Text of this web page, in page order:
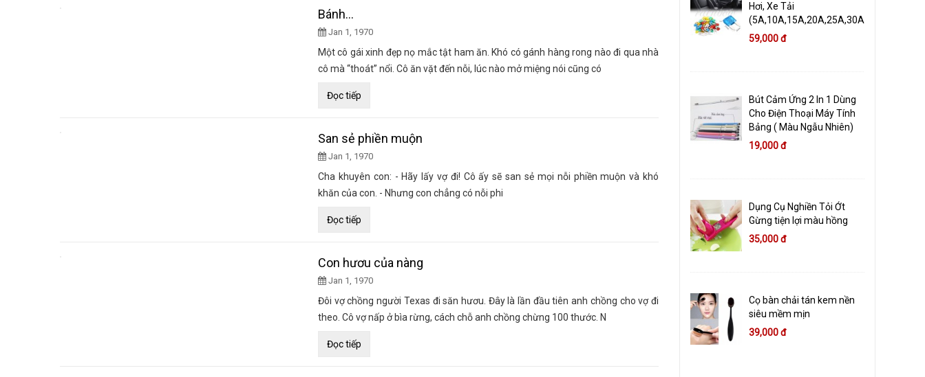
Bánh…
Jan 1, 1970
Một cô gái xinh đẹp nọ mắc tật ham ăn. Khó có gánh hàng rong nào đi qua nhà
cô mà “thoát” nổi. Cô ăn vặt đến nỗi, lúc nào mở miệng nói cũng có
Đọc tiếp
San sẻ phiền muộn
Jan 1, 1970
Cha khuyên con: - Hãy lấy vợ đi! Cô ấy sẽ san sẻ mọi nỗi phiền muộn và khó
khăn của con. - Nhưng con chẳng có nỗi phi
Đọc tiếp
Con hươu của nàng
Jan 1, 1970
Đôi vợ chồng người Texas đi săn hươu. Đây là lần đầu tiên anh chồng cho vợ đi
theo. Cô vợ nấp ở bìa rừng, cách chỗ anh chồng chừng 100 thước. N
Đọc tiếp
Hơi, Xe Tải
(5A,10A,15A,20A,25A,30A)
59,000 đ
Bút Cảm Ứng 2 In 1 Dùng
Cho Điện Thoại Máy Tính
Bảng ( Màu Ngẫu Nhiên)
19,000 đ
Dụng Cụ Nghiền Tỏi Ớt
Gừng tiện lợi màu hồng
35,000 đ
Cọ bàn chải tán kem nền
siêu mềm mịn
39,000 đ